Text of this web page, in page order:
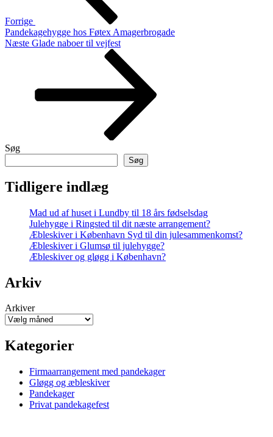
Forrige
Pandekagehygge hos Føtex Amagerbrogade
Næste
Næste Glade naboer til vejfest
Søg
Søg
Tidligere indlæg
Mad ud af huset i Lundby til 18 års fødselsdag
Julehygge i Ringsted til dit næste arrangement?
Æbleskiver i København Syd til din julesammenkomst?
Æbleskiver i Glumsø til julehygge?
Æbleskiver og gløgg i København?
Arkiv
Arkiver
Kategorier
Firmaarrangement med pandekager
Gløgg og æbleskiver
Pandekager
Privat pandekagefest